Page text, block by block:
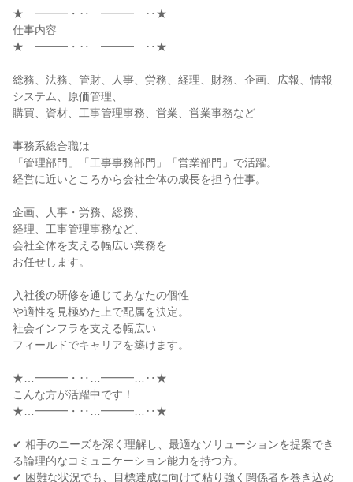
★…━━━・‥…━━━…‥★
仕事内容
★…━━━・‥…━━━…‥★
総務、法務、管財、人事、労務、経理、財務、企画、広報、情報
システム、原価管理、
購買、資材、工事管理事務、営業、営業事務など
事務系総合職は
「管理部門」「工事事務部門」「営業部門」で活躍。
経営に近いところから会社全体の成長を担う仕事。
企画、人事・労務、総務、
経理、工事管理事務など、
会社全体を支える幅広い業務を
お任せします。
入社後の研修を通じてあなたの個性
や適性を見極めた上で配属を決定。
社会インフラを支える幅広い
フィールドでキャリアを築けます。
★…━━━・‥…━━━…‥★
こんな方が活躍中です！
★…━━━・‥…━━━…‥★
✔ 相手のニーズを深く理解し、最適なソリューションを提案でき
る論理的なコミュニケーション能力を持つ方。
✔ 困難な状況でも、目標達成に向けて粘り強く関係者を巻き込め